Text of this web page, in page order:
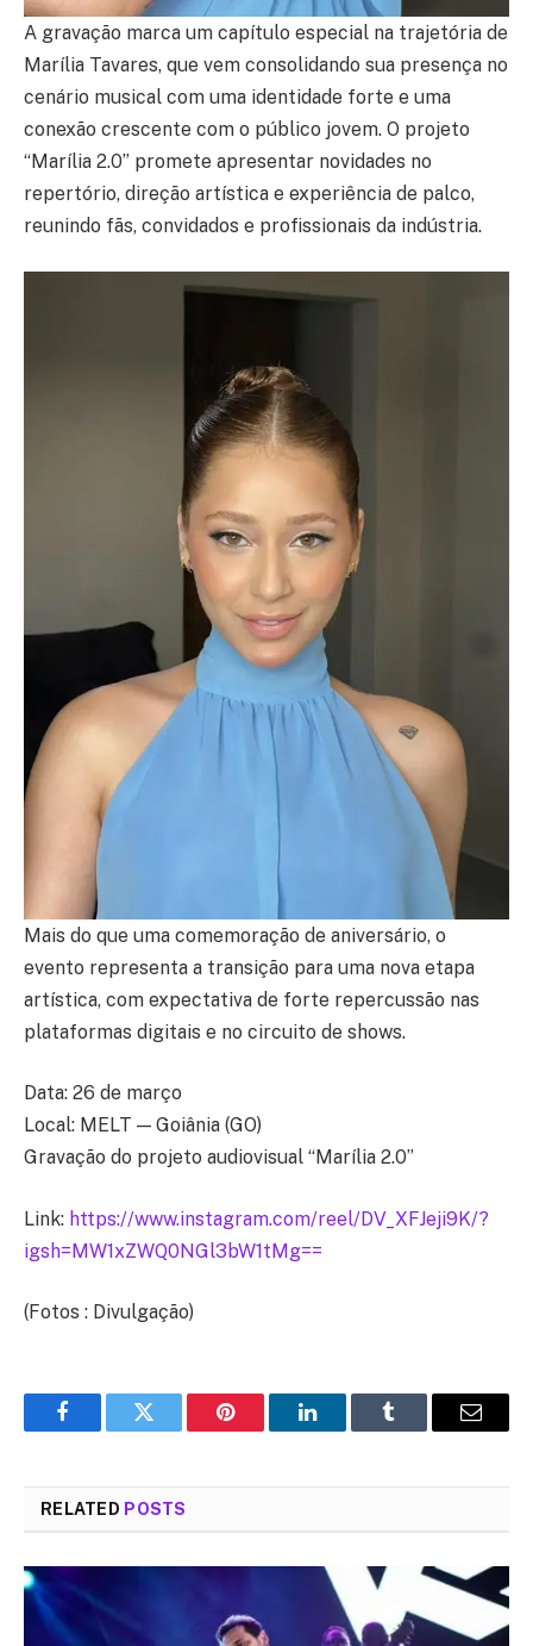
A gravação marca um capítulo especial na trajetória de
Marília Tavares, que vem consolidando sua presença no
cenário musical com uma identidade forte e uma
conexão crescente com o público jovem. O projeto
“Marília 2.0” promete apresentar novidades no
repertório, direção artística e experiência de palco,
reunindo fãs, convidados e profissionais da indústria.
Mais do que uma comemoração de aniversário, o
evento representa a transição para uma nova etapa
artística, com expectativa de forte repercussão nas
plataformas digitais e no circuito de shows.
Data: 26 de março
Local: MELT — Goiânia (GO)
Gravação do projeto audiovisual “Marília 2.0”
Link: https://www.instagram.com/reel/DV_XFJeji9K/?
igsh=MW1xZWQ0NGl3bW1tMg==
(Fotos : Divulgação)
FacebookTwitter Pinterest LinkedInTumblr Email
RELATED POSTS